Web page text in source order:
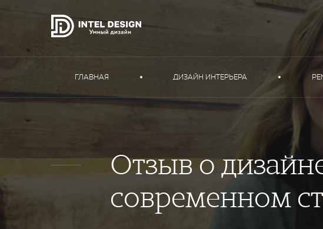
ГЛАВНАЯ ДИЗАЙН ИНТЕРЬЕРА
Отзыв о
современном